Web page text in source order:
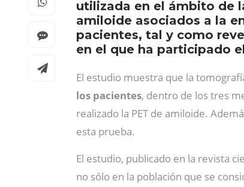
utilizada en el ámbito de
amiloide asociados a la
pacientes, tal y como
en el que ha participado
El estudio muestra que la
los pacientes, dentro de los tres
realizado la PET de amiloide.
esta prueba.
El estudio, publicado en la revista
no sólo en la población que se